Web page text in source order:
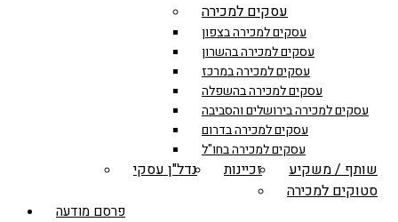
עסקים למכירה
עסקים למכירה בצפון
עסקים למכירה בהשרון
עסקים למכירה במרכז
עסקים למכירה בהשפלה
עסקים למכירה בירושלים והסביבה
עסקים למכירה בדרום
עסקים למכירה בחו"ל
שותף / משקיע זכיינות
נדל"ן עסקי
סטוקים למכירה
פרסם מודעה